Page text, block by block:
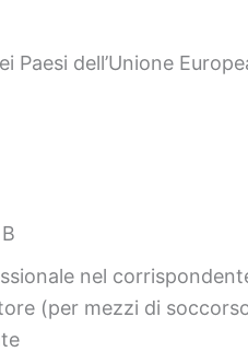
Paesi dell’Unione
nel
(per mezzi di